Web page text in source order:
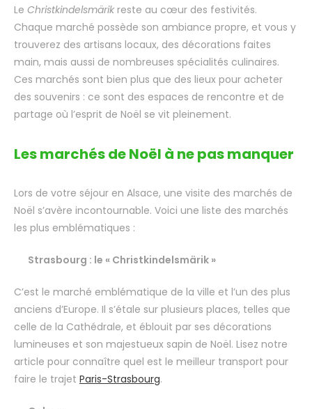
Le Christkindelsmärikreste au cœur des festivités.
Chaque marché possède son ambiance propre, et vous y
trouverez des artisans locaux, des décorations faites
main, mais aussi de nombreuses spécialités culinaires.
Ces marchés sont bien plus que des lieux pour acheter
des souvenirs : ce sont des espaces de rencontre et de
partage où l’esprit de Noël se vit pleinement.
Les marchés de Noël à ne pas manquer
Lors de votre séjour en Alsace, une visite des marchés de
Noël s’avère incontournable. Voici une liste des marchés
les plus emblématiques :
Strasbourg : le « Christkindelsmärik »
C’est le marché emblématique de la ville et l’un des plus
anciens d’Europe. Il s’étale sur plusieurs places, telles que
celle de la Cathédrale, et éblouit par ses décorations
lumineuses et son majestueux sapin de Noël. Lisez notre
article pour connaître quel est le meilleur transport pour
faire le trajet Paris-Strasbourg.